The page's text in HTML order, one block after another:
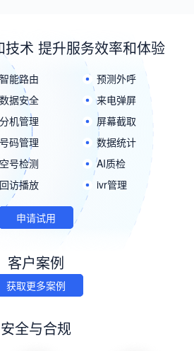
技术 提升服务效率和体验
智能路由
预测外呼
数据安全
来电弹屏
分机管理
屏幕截取
号码管理
数据统计
空号检测
AI质检
回访播放
ivr管理
申请试用
客户案例
获取更多案例
安全与合规